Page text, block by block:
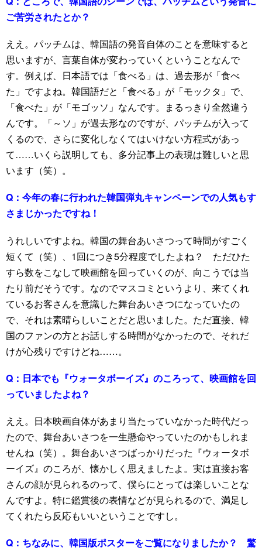
ご苦労されたとか？
ええ。パッチムは、韓国語の発音自体のことを意味すると
思いますが、言葉自体が変わっていくということなんで
す。例えば、日本語では「食べる」は、過去形が「食べ
た」ですよね。韓国語だと「食べる」が「モックタ」で、
「食べた」が「モゴッソ」なんです。まるっきり全然違う
んです。「～ソ」が過去形なのですが、パッチムが入って
くるので、さらに変化しなくてはいけない方程式があっ
て……いくら説明しても、多分記事上の表現は難しいと思
います（笑）。
Q： 今年の春に行われた韓国弾丸キャンペーンでの人気もす
さまじかったですね！
うれしいですよね。韓国の舞台あいさつって時間がすごく
短くて（笑）、1回につき5分程度でしたよね？ ただひた
すら数をこなして映画館を回っていくのが、向こうでは当
たり前だそうです。なのでマスコミというより、来てくれ
ているお客さんを意識した舞台あいさつになっていたの
で、それは素晴らしいことだと思いました。ただ直接、韓
国のファンの方とお話しする時間がなかったので、それだ
けが心残りですけどね……。
Q： 日本でも『ウォータボーイズ』のころって、映画館を回
っていましたよね？
ええ。日本映画自体があまり当たっていなかった時代だっ
たので、舞台あいさつを一生懸命やっていたのかもしれま
せんね（笑）。舞台あいさつばっかりだった『ウォータボ
ーイズ』のころが、懐かしく思えましたよ。実は直接お客
さんの顔が見られるのって、僕らにとっては楽しいことな
んですよ。特に鑑賞後の表情などが見られるので、満足し
てくれたら反応もいいということですし。
Q： ちなみに、韓国版ポスターをご覧になりましたか？ 驚